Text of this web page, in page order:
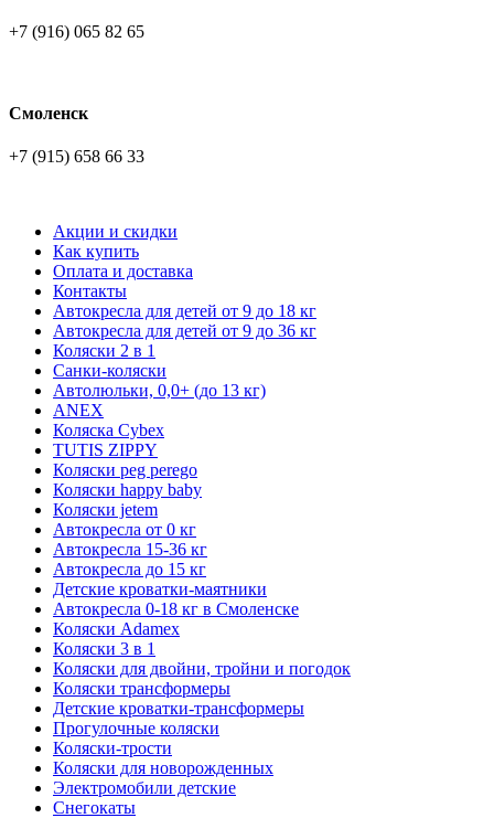
+7 (916) 065 82 65
Смоленск
+7 (915) 658 66 33
Акции и скидки
Как купить
Оплата и доставка
Контакты
Автокресла для детей от 9 до 18 кг
Автокресла для детей от 9 до 36 кг
Коляски 2 в 1
Санки-коляски
Автолюльки, 0,0+ (до 13 кг)
ANEX
Коляска Cybex
TUTIS ZIPPY
Коляски peg perego
Коляски happy baby
Коляски jetem
Автокресла от 0 кг
Автокресла 15-36 кг
Автокресла до 15 кг
Детские кроватки-маятники
Автокресла 0-18 кг в Смоленске
Коляски Adamex
Коляски 3 в 1
Коляски для двойни, тройни и погодок
Коляски трансформеры
Детские кроватки-трансформеры
Прогулочные коляски
Коляски-трости
Коляски для новорожденных
Электромобили детские
Снегокаты